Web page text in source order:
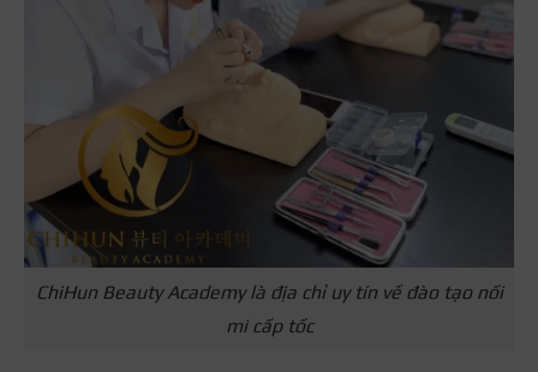
ChiHun Beauty Academy là địa chỉ uy tín về đào tạo nối
mi cấp tốc